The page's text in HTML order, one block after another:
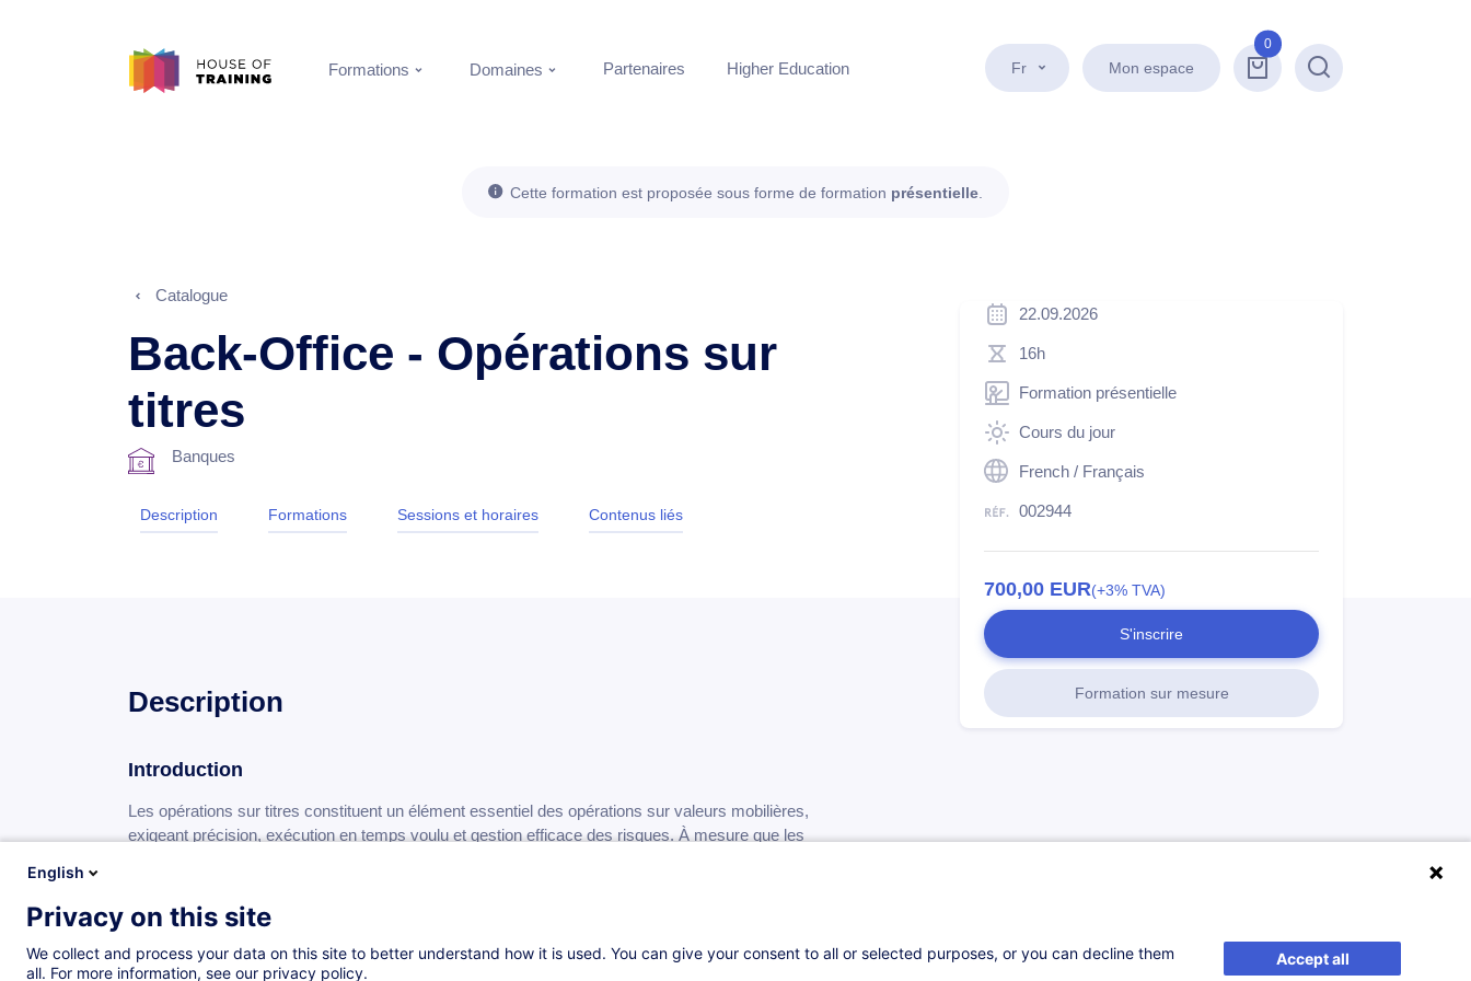
Fr Mon espace
0
Recherche
Formations Domaines Partenaires Higher Education
Cette formation est proposée sous forme de formation présentielle
Catalogue
Back-Office - Opérations sur
titres
Banques
Description Formations Sessions et horaires Contenus liés
22.09.2026
16h
Formation présentielle
Cours du jour
French / Français
002944
700,00 EUR(+3% TVA)
S'inscrire
Formation sur mesure
Description
Introduction
Les opérations sur titres constituent un élément essentiel des opérations sur valeurs mobilières,
exigeant précision, exécution en temps voulu et gestion efficace des risques. À mesure que les
événements et la protection des intérêts des clients.
Objectifs
English
Privacy on this site
We collect and process your data on this site to better understand how it is used. You can give your consent to all or selected purposes, or you can decline them
all. For more information, see our privacy policy.
Accept all